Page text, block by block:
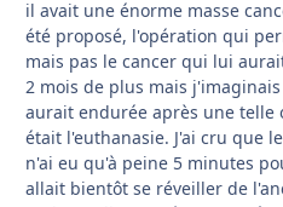
il avait une énorme masse
été proposé, l'opération qui
mais pas le cancer qui lui
2 mois de plus mais
aurait endurée après une telle
était l'euthanasie. J'ai cru que
n'ai eu qu'à peine 5 minutes
allait bientôt se réveiller de